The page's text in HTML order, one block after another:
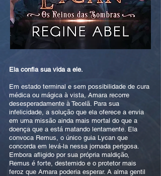
Ela confia sua vida a ele.
Em estado terminal e sem possibilidade de cura
médica ou mágica à vista, Amara recorre
desesperadamente à Tecelã. Para sua
infelicidade, a solução que ela oferece a envia
em uma missão ainda mais mortal do que a
doença que a está matando lentamente. Ela
convoca Remus, o único guia Lycan que
concorda em levá-la nessa jornada perigosa.
Embora afligido por sua própria maldição,
Remus é forte, destemido e o protetor mais
feroz que Amara poderia esperar. A alma gentil